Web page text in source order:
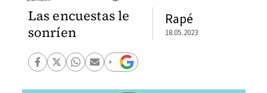
Las encuestas le
sonríen
Rapé
18.05.2023